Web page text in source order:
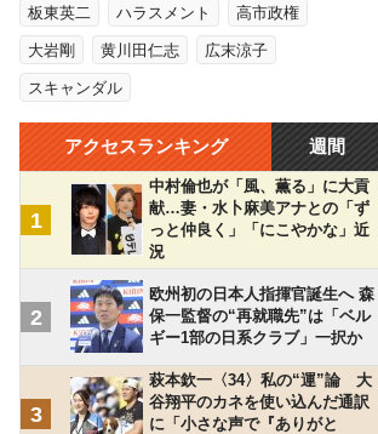
板東英二 ハラスメント 高市政権
大岩剛 黄川田仁志 広末涼子
スキャンダル
アクセスランキング 週間
1
中村倫也が「風、薫る」に大貢
献…妻・水卜麻美アナとの「ず
っと仲良く」「にこやかな」近
況
2
欧州初の日本人指揮官誕生へ 森
保一監督の“再就職先”は「ベル
ギー1部の日系クラブ」一択か
3
萩本欽一〈34〉私の“運”論 大
谷翔平のカネを使い込んだ通訳
に「小さな声で『ありがと